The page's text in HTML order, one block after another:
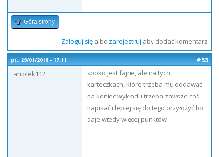
Góra strony
Zaloguj sięalbo zarejestruj aby dodać komentarz
pt., 29/01/2016 - 17:11
#53
aniolek112
spoko jest fajne, ale na tych
karteczkach, które trzeba mu oddawać
na koniec wykładu trzeba zawsze coś
napisać i lepiej się do tego przyłożyć bo
daje wtedy więcej punktów